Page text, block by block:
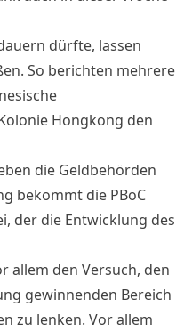
dürfte, lassen
So berichten mehrere
Hongkong den
die Geldbehörden
bekommt die PBoC
der die Entwicklung des
allem den Versuch, den
gewinnenden Bereich
zu lenken. Vor allem